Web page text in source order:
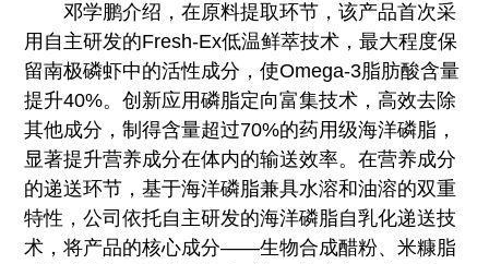
邓学鹏介绍，在原料提取环节，该产品首次采
用自主研发的Fresh-Ex低温鲜萃技术，最大程度保
留南极磷虾中的活性成分，使Omega-3脂肪酸含量
提升40%。创新应用磷脂定向富集技术，高效去除
其他成分，制得含量超过70%的药用级海洋磷脂，
显著提升营养成分在体内的输送效率。在营养成分
的递送环节，基于海洋磷脂兼具水溶和油溶的双重
特性，公司依托自主研发的海洋磷脂自乳化递送技
术，将产品的核心成分——生物合成醋粉、米糠脂